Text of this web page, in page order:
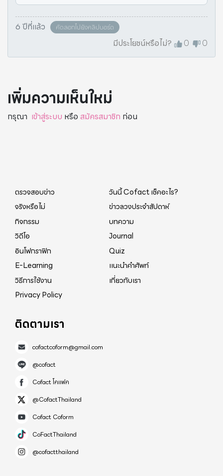
6 ปีที่แล้ว คัดลอกไปยังคลิปบอร์ด
มีประโยชน์หรือไม่? 0 0
เพิ่มความเห็นใหม่
กรุณา เข้าสู่ระบบ หรือ สมัครสมาชิก ก่อน
ตรวจสอบข่าว
วันนี้ Cofact เช็คอะไร?
จริงหรือไม่
ข่าวลวงประจำสัปดาห์
กิจกรรม
บทความ
วิดีโอ
Journal
อินโฟกราฟิก
Quiz
E-Learning
แนะนำคำศัพท์
วิธีการใช้งาน
เกี่ยวกับเรา
Privacy Policy
ติดตามเรา
cofactcoform@gmail.com
@cofact
Cofact โคแฟค
@CofactThailand
Cofact Coform
CoFactThailand
@cofactthailand